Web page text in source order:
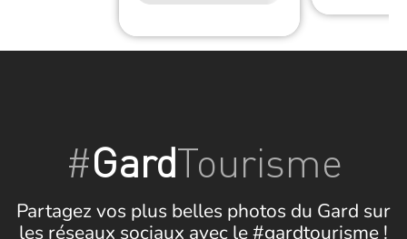
#GardTourisme
Partagez vos plus belles photos du Gard sur
les réseaux sociaux avec le #gardtourisme !